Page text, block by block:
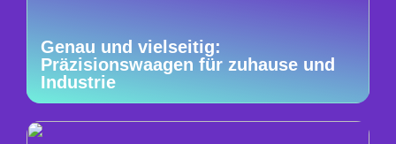
Genau und vielseitig:
Präzisionswaagen für zuhause und
Industrie